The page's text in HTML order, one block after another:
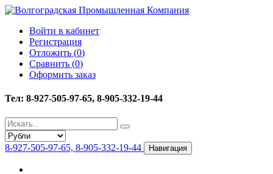
Войти в кабинет
Регистрация
Отложить (0)
Сравнить (0)
Оформить заказ
Тел: 8-927-505-97-65, 8-905-332-19-44
8-927-505-97-65, 8-905-332-19-44 Навигация